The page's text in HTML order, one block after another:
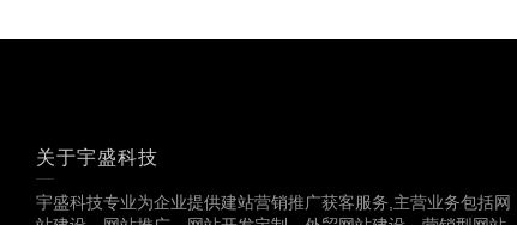
关于宇盛科技
宇盛科技专业为企业提供建站营销推广获客服务,主营业务包括网